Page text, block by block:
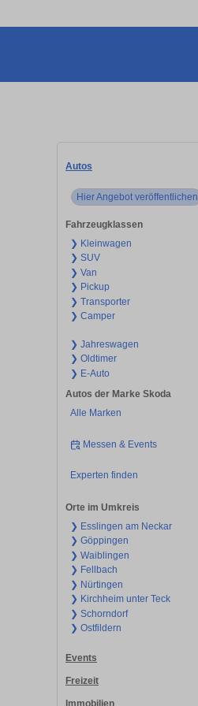
Autos
Hier Angebot veröffentlichen
Fahrzeugklassen
❯ Kleinwagen
❯ SUV
❯ Van
❯ Pickup
❯ Transporter
❯ Camper
❯ Jahreswagen
❯ Oldtimer
❯ E-Auto
Autos der Marke Skoda
Alle Marken
Messen & Events
Experten finden
Orte im Umkreis
❯ Esslingen am Neckar
❯ Göppingen
❯ Waiblingen
❯ Fellbach
❯ Nürtingen
❯ Kirchheim unter Teck
❯ Schorndorf
❯ Ostfildern
Events
Freizeit
Immobilien